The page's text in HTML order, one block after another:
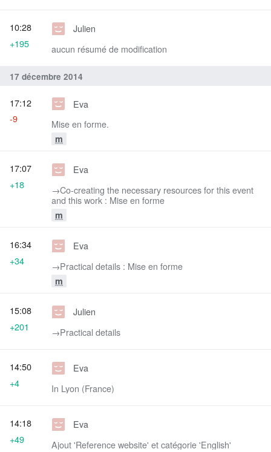
Julien
aucun résumé de modification
10:28
+195
17 décembre 2014
Eva
Mise en forme.
m
17:12
-9
Eva
→‎Co-creating the necessary resources for this event
and this work : Mise en forme
m
17:07
+18
Eva
→‎Practical details : Mise en forme
m
16:34
+34
Julien
→‎Practical details
15:08
+201
Eva
In Lyon (France)
14:50
+4
Eva
Ajout 'Reference website' et catégorie 'English'
14:18
+49